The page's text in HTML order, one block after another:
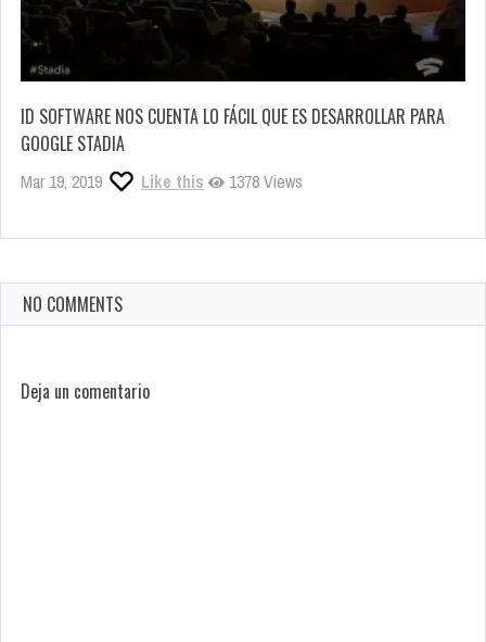
ID SOFTWARE NOS CUENTA LO FÁCIL QUE ES DESARROLLAR PARA
GOOGLE STADIA
Mar 19, 2019 Like this 1378 Views
NO COMMENTS
Deja un comentario